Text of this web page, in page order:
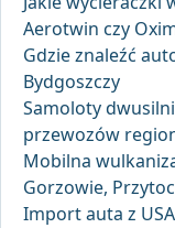
Aerotwin czy
Gdzie znaleźć
Bydgoszczy
Samoloty
przewozów
Mobilna
Gorzowie,
Import auta z